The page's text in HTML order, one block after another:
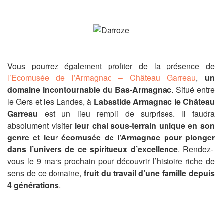
Vous pourrez également profiter de la présence de
l’Ecomusée de l’Armagnac – Château Garreau, un
domaine incontournable du Bas-Armagnac. Situé entre
le Gers et les Landes, à Labastide Armagnac le Château
Garreau est un lieu rempli de surprises. Il faudra
absolument visiter leur chai sous-terrain unique en son
genre et leur écomusée de l’Armagnac pour plonger
dans l’univers de cespiritueux d’excellence. Rendez-
vous le 9 mars prochain pour découvrir l’histoire riche de
sens de ce domaine,fruit du travail d’une famille depuis
4 générations.